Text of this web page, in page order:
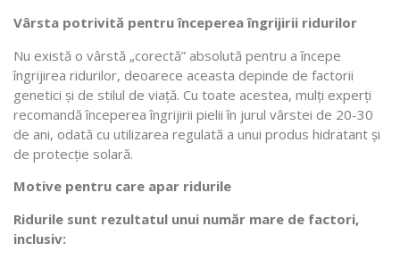
Vârsta potrivită pentru începerea îngrijirii ridurilor
Nu există o vârstă „corectă” absolută pentru a începe
îngrijirea ridurilor, deoarece aceasta depinde de factorii
genetici și de stilul de viață. Cu toate acestea, mulți experți
recomandă începerea îngrijirii pielii în jurul vârstei de 20-30
de ani, odată cu utilizarea regulată a unui produs hidratant și
de protecție solară.
Motive pentru care apar ridurile
Ridurile sunt rezultatul unui număr mare de factori,
inclusiv: